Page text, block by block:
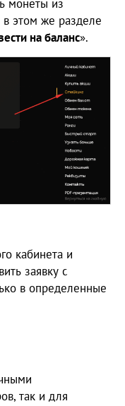
монеты из
в этом же разделе
на баланс».
кабинета и
заявку с
в определенные
так и для